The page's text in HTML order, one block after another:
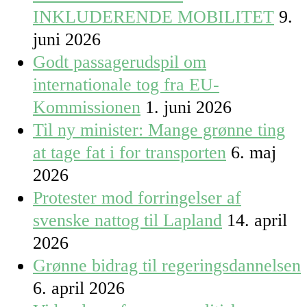
INKLUDERENDE MOBILITET 9.
juni 2026
Godt passagerudspil om
internationale tog fra EU-
Kommissionen 1. juni 2026
Til ny minister: Mange grønne ting
at tage fat i for transporten 6. maj
2026
Protester mod forringelser af
svenske nattog til Lapland 14. april
2026
Grønne bidrag til regeringsdannelsen
6. april 2026